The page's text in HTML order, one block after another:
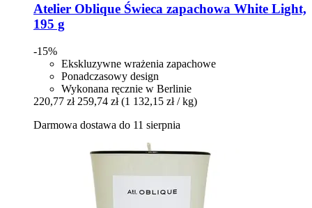
Atelier Oblique Świeca zapachowa White Light,
195 g
-15%
Ekskluzywne wrażenia zapachowe
Ponadczasowy design
Wykonana ręcznie w Berlinie
220,77 zł 259,74 zł (1 132,15 zł / kg)
Darmowa dostawa do 11 sierpnia